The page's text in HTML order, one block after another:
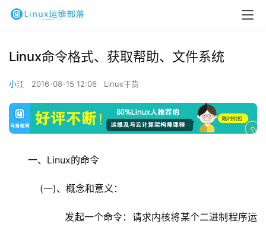
Linux命令格式、获取帮助、文件系统
小江 2016-08-15 12:06 Linux干货
一、Linux的命令
(一)、概念和意义：
发起一个命令：请求内核将某个二进制程序运